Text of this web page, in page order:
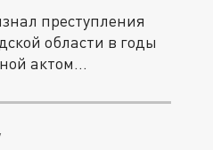
преступления
области в годы
актом...